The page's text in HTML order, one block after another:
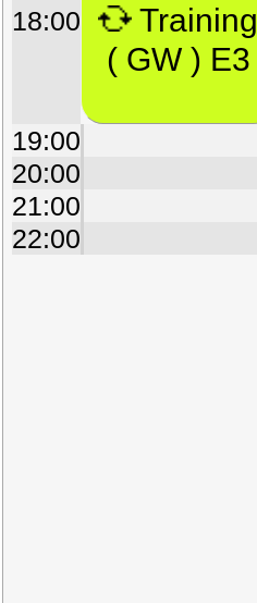
Training
( GW ) E3
18:00
19:00
20:00
21:00
22:00